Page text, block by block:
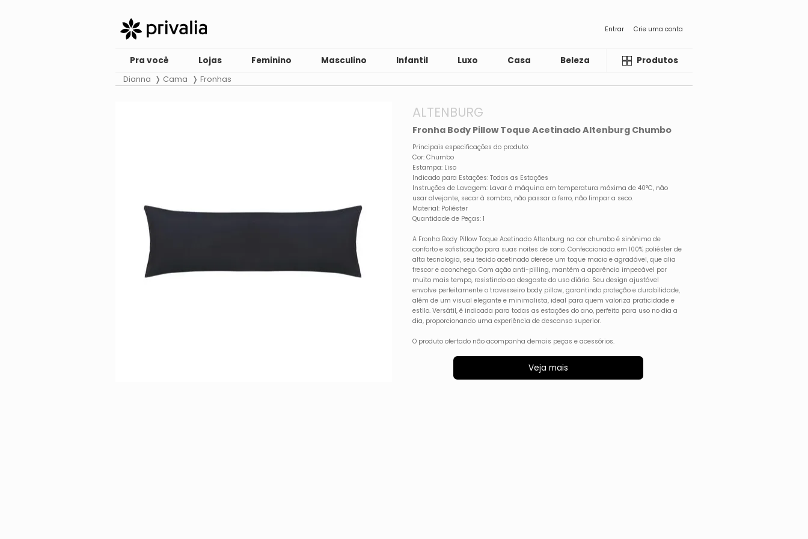
Entrar Crie uma conta
Pra você Lojas Feminino Masculino Infantil Luxo Casa Beleza LiquidaProdutos
Dianna Cama Fronhas
ALTENBURG
Fronha Body Pillow Toque Acetinado Altenburg Chumbo
Principais especificações do produto:
Cor: Chumbo
Estampa: Liso
Indicado para Estações: Todas as Estações
Instruções de Lavagem: Lavar à máquina em temperatura máxima de 40°C, não
usar alvejante, secar à sombra, não passar a ferro, não limpar a seco.
Material: Poliéster
Quantidade de Peças: 1
A Fronha Body Pillow Toque Acetinado Altenburg na cor chumbo é sinônimo de
conforto e sofisticação para suas noites de sono. Confeccionada em 100% poliéster de
alta tecnologia, seu tecido acetinado oferece um toque macio e agradável, que alia
frescor e aconchego. Com ação anti-pilling, mantém a aparência impecável por
muito mais tempo, resistindo ao desgaste do uso diário. Seu design ajustável
envolve perfeitamente o travesseiro body pillow, garantindo proteção e durabilidade,
além de um visual elegante e minimalista, ideal para quem valoriza praticidade e
estilo. Versátil, é indicada para todas as estações do ano, perfeita para uso no dia a
dia, proporcionando uma experiência de descanso superior.
O produto ofertado não acompanha demais peças e acessórios.
Veja mais